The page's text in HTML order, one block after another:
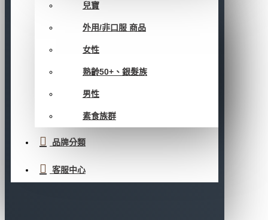
兒寶
外用/非口服 商品
女性
熟齡50+、銀髮族
男性
素食族群
品牌分類
客服中心